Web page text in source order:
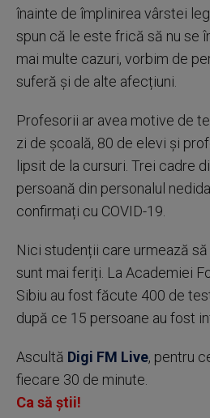
înainte de împlinirea vârstei
spun că le este frică să nu se
mai multe cazuri, vorbim de
suferă și de alte afecțiuni.
Profesorii ar avea motive de
zi de școală, 80 de elevi și
lipsit de la cursuri. Trei cadre
persoană din personalul
confirmați cu COVID-19.
Nici studenții care urmează
sunt mai feriți. La Academiei
Sibiu au fost făcute 400 de
după ce 15 persoane au fost
Ascultă Digi FM Live, pentru
fiecare 30 de minute.
Ca să știi!